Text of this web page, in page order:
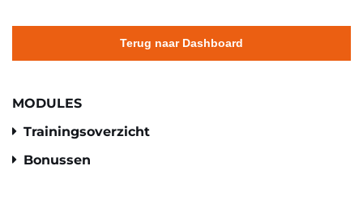
Terug naar Dashboard
MODULES
Trainingsoverzicht
Bonussen